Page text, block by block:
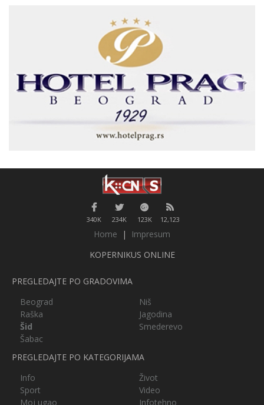
340K 234K 123K 12,123
Home |
Impresum
KOPERNIKUS ONLINE
PREGLEDAJTE PO GRADOVIMA
Beograd
Niš
Raška
Jagodina
Šid
Smederevo
Šabac
PREGLEDAJTE PO KATEGORIJAMA
Info
Život
Sport
Video
Moj ugao
Infotehno